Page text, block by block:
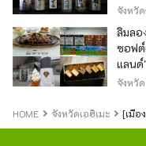
จังหวั
ลิ้มลอ
ซอฟต์
แลนด์
จังหวั
HOME จังหวัดเอฮิเมะ [เมือ